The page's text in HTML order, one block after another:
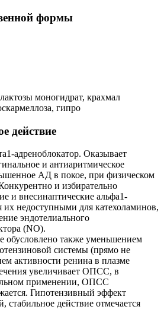
формы
моногидрат, крахмал
гипро
действие
адреноблокатор. Оказывает
и антиаритмическое
АД в покое, при физическом
и избирательно
и внесинаптические альфа1-
их недоступными для катехоламинов,
эндотелиального
(NO).
обусловлено также уменьшением
системы (прямо не
активности ренина в плазме
увеличивает ОПСС, в
применении, ОПСС
Гипотензивный эффект
стабильное действие отмечается